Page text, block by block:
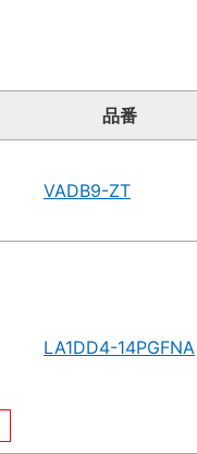
品番
VADB9-ZT
LA1DD4-14PGFNA